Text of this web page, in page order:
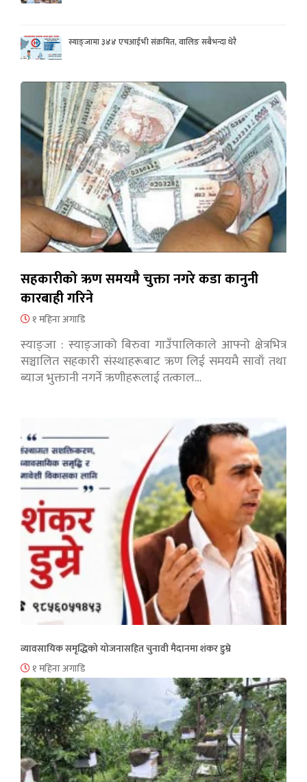
स्याङ्जामा ३४४ एचआईभी संक्रमित, वालिङ सबैभन्दा धेरै
सहकारीको ऋण समयमै चुक्ता नगरे कडा कानुनी
कारबाही गरिने
१ महिना अगाडि
स्याङ्जा : स्याङ्जाको बिरुवा गाउँपालिकाले आफ्नो क्षेत्रभित्र
सञ्चालित सहकारी संस्थाहरूबाट ऋण लिई समयमै सावाँ तथा
ब्याज भुक्तानी नगर्ने ऋणीहरूलाई तत्काल…
व्यावसायिक समृद्धिको योजनासहित चुनावी मैदानमा शंकर डुम्रे
१ महिना अगाडि